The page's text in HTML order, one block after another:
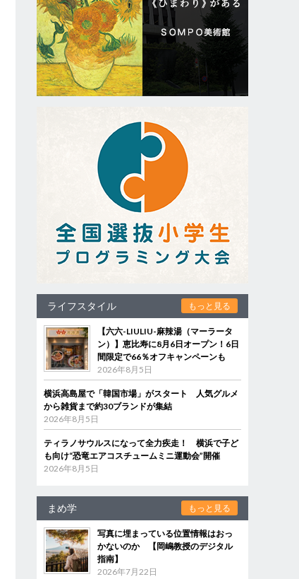
ライフスタイル もっと見る
【六六-LIULIU-麻辣湯（マーラータ
ン）】恵比寿に8月6日オープン！6日
間限定で66％オフキャンペーンも
2026年8月5日
横浜高島屋で「韓国市場」がスタート 人気グルメ
から雑貨まで約30ブランドが集結
2026年8月5日
ティラノサウルスになって全力疾走！ 横浜で子ど
も向け“恐竜エアコスチュームミニ運動会”開催
2026年8月5日
まめ学 もっと見る
写真に埋まっている位置情報はおっ
かないのか 【岡嶋教授のデジタル
指南】
2026年7月22日